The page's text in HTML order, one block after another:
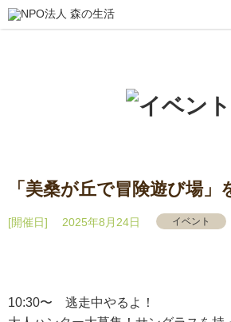
「美桑が丘で冒険遊び場」
[開催日] 2025年8月24日 イベント
10:30〜 逃走中やるよ！